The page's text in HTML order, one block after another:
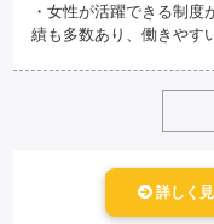
・女性が活躍できる制
績も多数あり、働きやす
詳しく